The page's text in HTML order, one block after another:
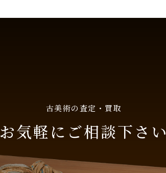
古美術の査定・買取
お気軽にご相談下さい